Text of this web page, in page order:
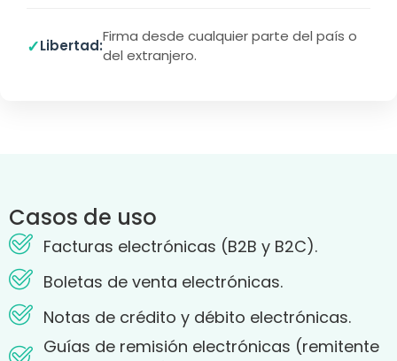
✓Libertad:
Firma desde cualquier parte del país o
del extranjero.
Casos de uso
Facturas electrónicas (B2B y B2C).
Boletas de venta electrónicas.
Notas de crédito y débito electrónicas.
Guías de remisión electrónicas (remitente